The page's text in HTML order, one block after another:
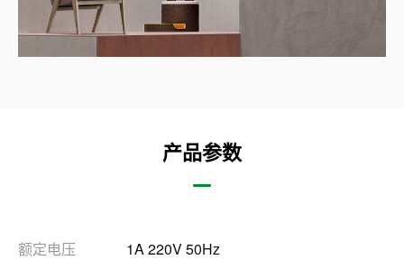
产品参数
额定电压 1A 220V 50Hz